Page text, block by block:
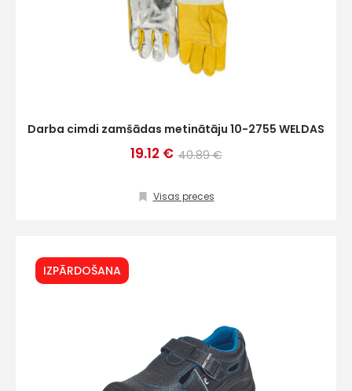
Darba cimdi zamšādas metinātāju 10-2755 WELDAS
19.12 € 40.89 €
Visas preces
IZPĀRDOŠANA